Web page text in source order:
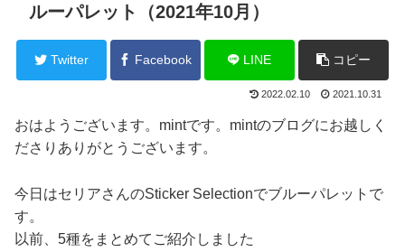
ルーパレット（2021年10月）
Twitter Facebook LINE コピー
2022.02.10 2021.10.31
おはようございます。mintです。mintのブログにお越しく
ださりありがとうございます。
今日はセリアさんのSticker Selectionでブルーパレットで
す。
以前、5種をまとめてご紹介しました